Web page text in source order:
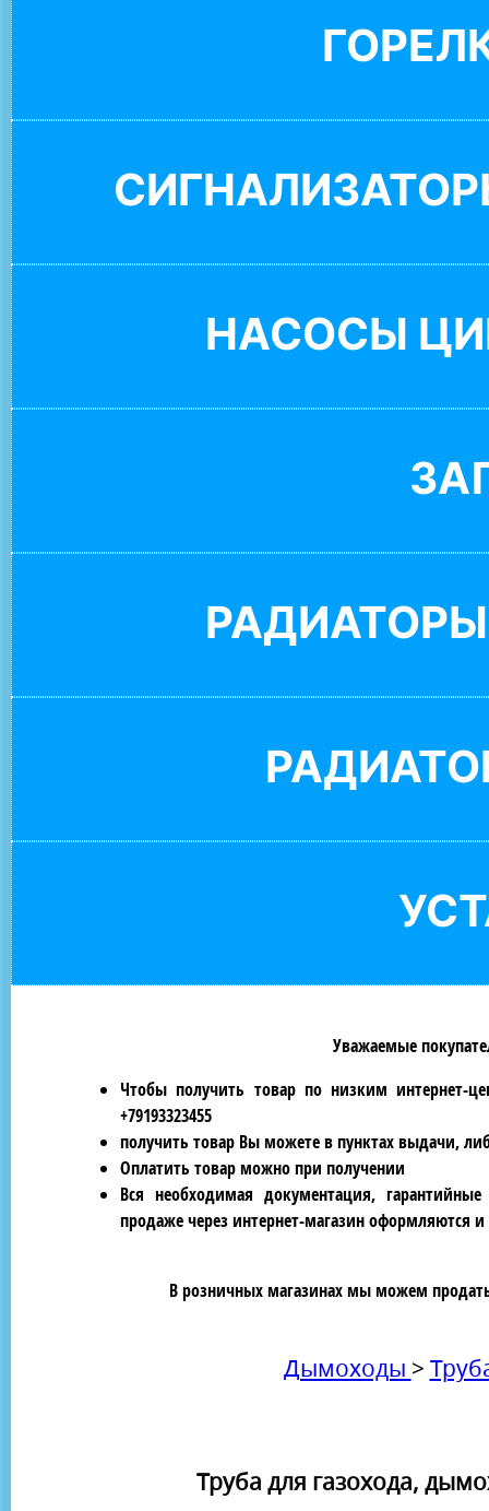
НАСОСЫ
Уважаемые
Чтобы получить товар по низким интернет-
+79193323455
получить товар Вы можете в пунктах выдачи,
Оплатить товар можно при получении
Вся необходимая документация,
продаже через интернет-магазин оформляются
В розничных магазинах мы можем
Дымоходы >
Труба для газохода,